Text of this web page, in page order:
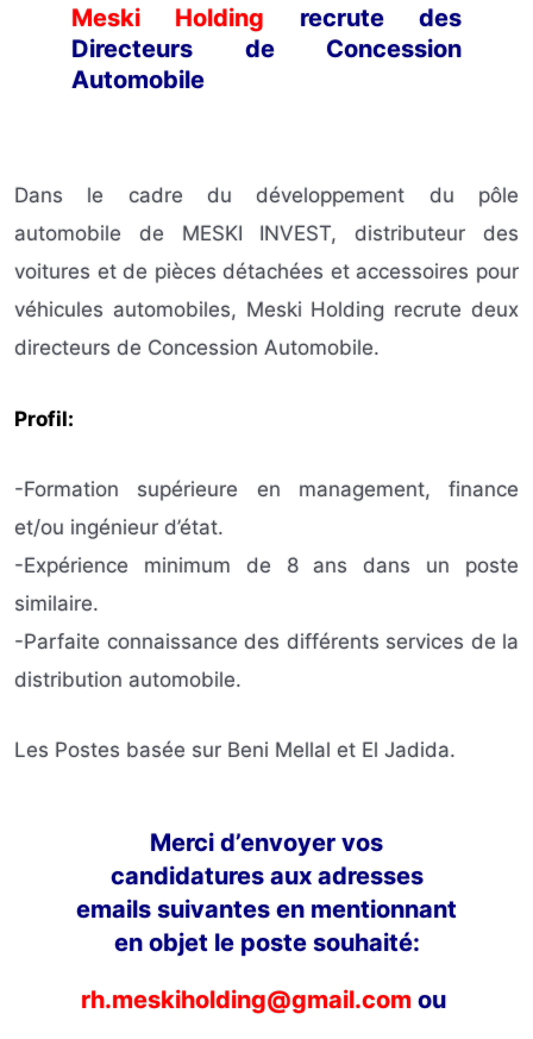
Meski Holding
recrute des
Directeurs de Concession
Automobile
Dans le cadre du développement du pôle
automobile de MESKI INVEST, distributeur des
voitures et de pièces détachées et accessoires pour
véhicules automobiles, Meski Holding recrute deux
directeurs de Concession Automobile.
Profil:
-Formation supérieure en management, finance
et/ou ingénieur d’état.
-Expérience minimum de 8 ans dans un poste
similaire.
-Parfaite connaissance des différents services de la
distribution automobile.
Les Postes basée sur Beni Mellal et El Jadida.
Merci d’envoyer vos
candidatures aux adresses
emails suivantes en mentionnant
en objet le poste souhaité:
rh.meskiholding@gmail.com ou